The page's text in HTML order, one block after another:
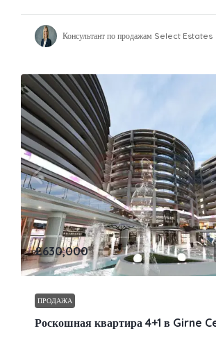
Консультант по продажам Select Estates
£630,000
ПРОДАЖА
Роскошная квартира 4+1 в Girne